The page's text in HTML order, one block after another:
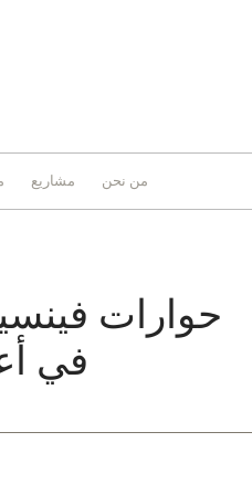
من نحن مشاريع
حوارات
في